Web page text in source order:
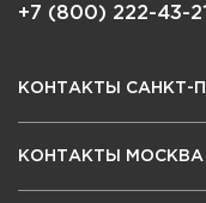
+7 (800) 222-43-21
КОНТАКТЫ САНКТ-
КОНТАКТЫ МОСКВА